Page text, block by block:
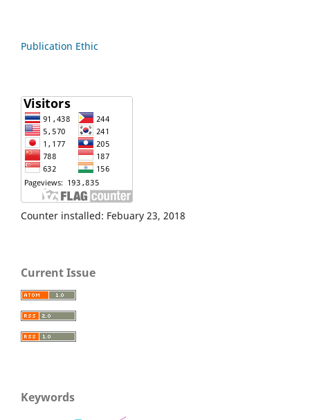
Publication Ethic
Counter installed: Febuary 23, 2018
Current Issue
Keywords